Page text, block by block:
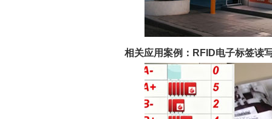
相关应用案例：RFID电子标签读